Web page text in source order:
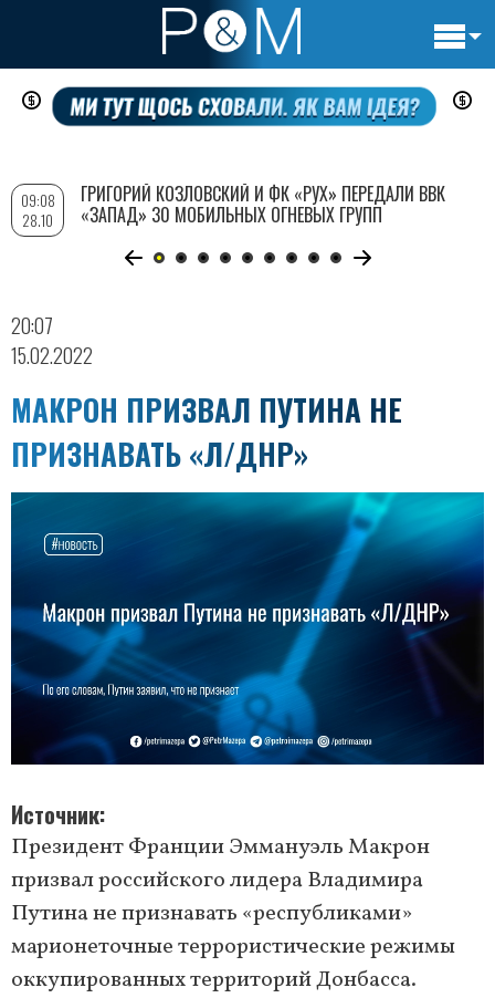
Перейти
содержанию
20:07
15.02.2022
МАКРОН ПРИЗВАЛ ПУТИНА НЕ
ПРИЗНАВАТЬ «Л/ДНР»
Источник
Президент Франции Эммануэль Макрон
призвал российского лидера Владимира
Путина не признавать «республиками»
марионеточные террористические режимы
оккупированных территорий Донбасса.
09:08
28.10
ГРИГОРИЙ КОЗЛОВСКИЙ И ФК «РУХ» ПЕРЕДАЛИ ВВК
«ЗАПАД» 30 МОБИЛЬНЫХ ОГНЕВЫХ ГРУПП